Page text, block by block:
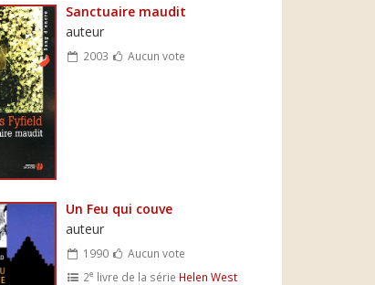
Sanctuaire maudit
auteur
2003 Aucun vote
Un Feu qui couve
auteur
1990
Aucun vote
2e livre de la série Helen West